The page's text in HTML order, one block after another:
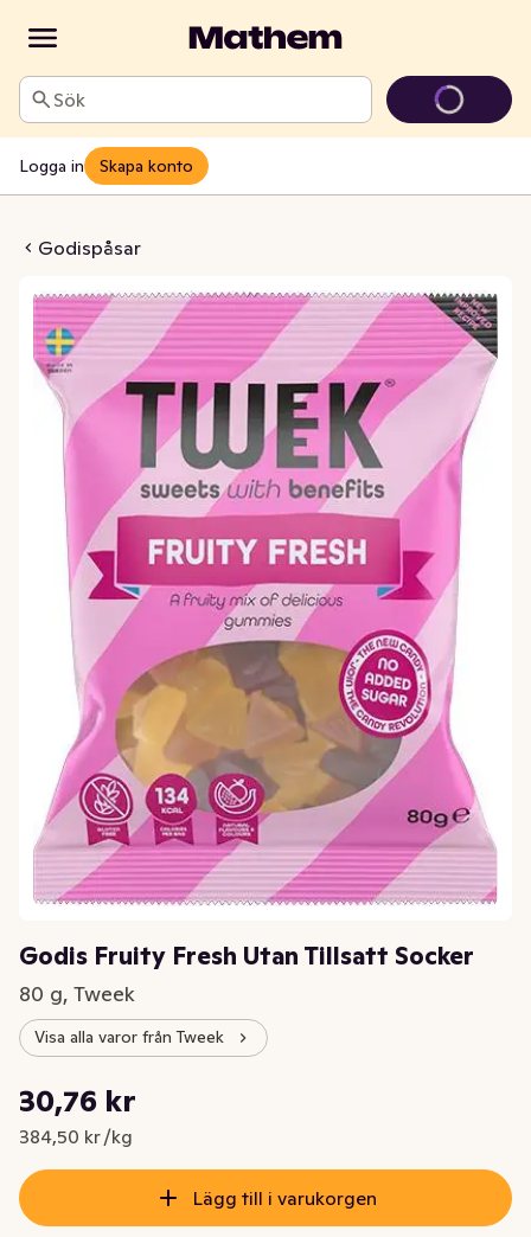
Sök
Logga in Skapa konto
Godispåsar
Utan Tillsatt Socker
Godis Fruity Fresh Utan Tillsatt Socker
80 g, Tweek
Visa alla varor från Tweek
Nuvarande pris är: 30,76 kr
30,76 kr
384,50 kr /kg
Styckpris: 384,50 kr /kg
Lägg till i varukorgen